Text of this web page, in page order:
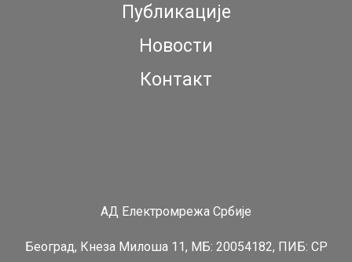
Публикације
Новости
Контакт
АД Електромрежа Србије
Београд, Кнеза Милоша 11, МБ: 20054182, ПИБ: СР